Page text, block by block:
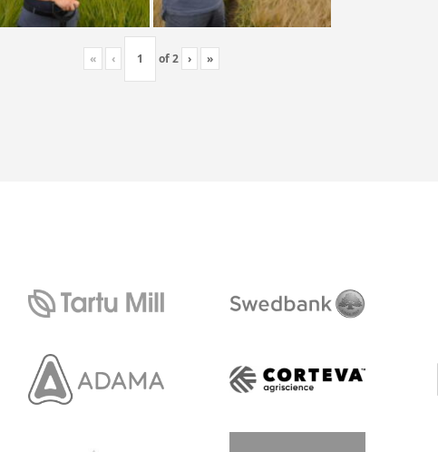
« ‹ of2 › »